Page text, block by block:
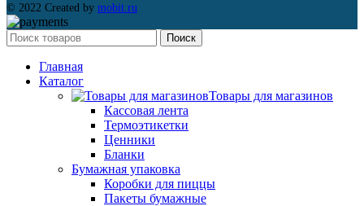
© 2022 Created by mobit.ru
Поиск
Главная
Каталог
Товары для магазинов
Кассовая лента
Термоэтикетки
Ценники
Бланки
Бумажная упаковка
Коробки для пиццы
Пакеты бумажные